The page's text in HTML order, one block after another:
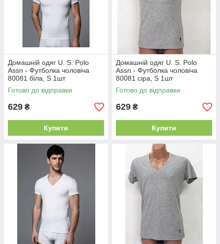
Домашній одяг U. S. Polo
Assn - Футболка чоловіча
80081 біла, S 1шт
Готово до відправки
629 ₴
Купити
Домашній одяг U. S. Polo
Assn - Футболка чоловіча
80081 сіра, S 1шт
Готово до відправки
629 ₴
Купити